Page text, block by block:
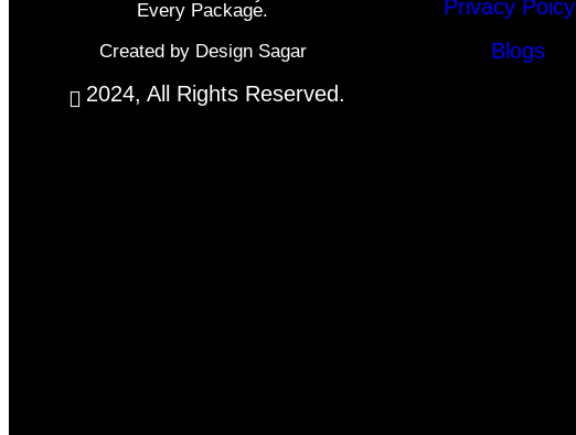
Every Package.
Created by Design Sagar
2024, All Rights Reserved.
Privacy Poicy
Blogs